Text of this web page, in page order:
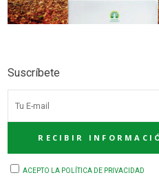
Suscríbete
ACEPTO LA POLÍTICA DE PRIVACIDAD